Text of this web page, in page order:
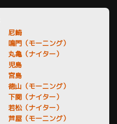
尼崎
鳴門（モーニング）
丸亀（ナイター）
児島
宮島
徳山（モーニング）
下関（ナイター）
若松（ナイター）
芦屋（モーニング）